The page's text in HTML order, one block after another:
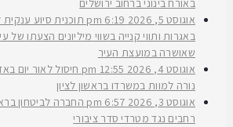
באורח בינוני ברחוב ירושלים
אוגוסט 5, 2026
6:19 pm
תוכנית סיוע
באגרות ותווי קנייה בשווי מיליונים הצעתו של
שאושרה במועצת העיר
אוגוסט 4, 2026
12:55 pm
חיסול לאור יום
נורה למוות במשרדו בראשון לציון
אוגוסט 3, 2026
6:57 pm
החברה לביטחון
רחבים נגד מטרדי סדר ציבורי